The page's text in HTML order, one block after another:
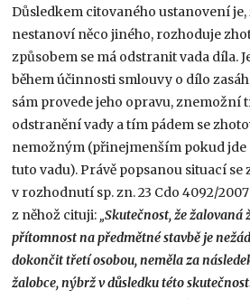
Důsledkem citovaného ustanovení
nestanoví něco jiného, rozhoduje
způsobem se má odstranit vada díla.
během účinnosti smlouvy o dílo
sám provede jeho opravu, znemožní
odstranění vady a tím pádem se
nemožným (přinejmenším pokud
tuto vadu). Právě popsanou situací se
v rozhodnutí sp. zn. 23 Cdo 4092/2007
z něhož cituji: „Skutečnost, že žalovaná
přítomnost na předmětné stavbě je
dokončit třetí osobou, neměla za
žalobce, nýbrž v důsledku této